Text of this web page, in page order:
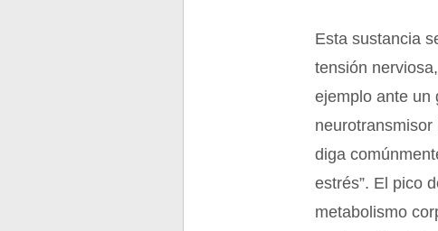
Esta sustancia
tensión
ejemplo ante un
diga
estrés”. El pico
metabolismo